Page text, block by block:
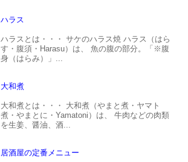
ハラス
ハラスとは・・・ サケのハラス焼 ハラス（はら
す・腹須・Harasu）は、 魚の腹の部分。「※腹
身（はらみ）」...
大和煮
大和煮とは・・・ 大和煮（やまと煮・ヤマト
煮・やまとに・Yamatoni）は、 牛肉などの肉類
を生姜、醤油、酒...
居酒屋の定番メニュー